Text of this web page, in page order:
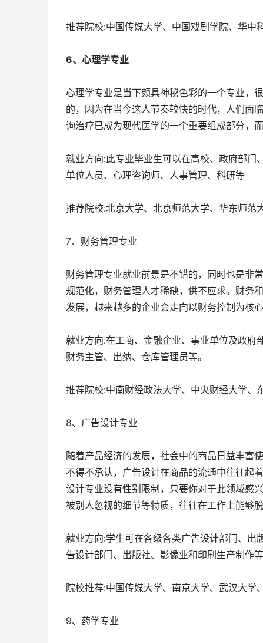
推荐院校:中国传媒大学、中国戏剧学院、华中
6、心理学专业
心理学专业是当下颇具神秘色彩的一个专业，
的，因为在当今这人节奏较快的时代，人们面
询治疗已成为现代医学的一个重要组成部分，
就业方向:此专业毕业生可以在高校、政府部
单位人员、心理咨询师、人事管理、科研等
推荐院校:北京大学、北京师范大学、华东师范
7、财务管理专业
财务管理专业就业前景是不错的，同时也是非
规范化，财务管理人才稀缺，供不应求。财务
发展，越来越多的企业会走向以财务控制为核
就业方向:在工商、金融企业、事业单位及政府
财务主管、出纳、仓库管理员等。
推荐院校:中南财经政法大学、中央财经大学、
8、广告设计专业
随着产品经济的发展，社会中的商品日益丰富
不得不承认，广告设计在商品的流通中往往起
设计专业没有性别限制，只要你对于此领域感
被别人忽视的细节等特质，往往在工作上能够
就业方向:学生可在各级各类广告设计部门、
告设计部门、出版社、影像业和印刷生产制作等
院校推荐:中国传媒大学、南京大学、武汉大学
9、药学专业